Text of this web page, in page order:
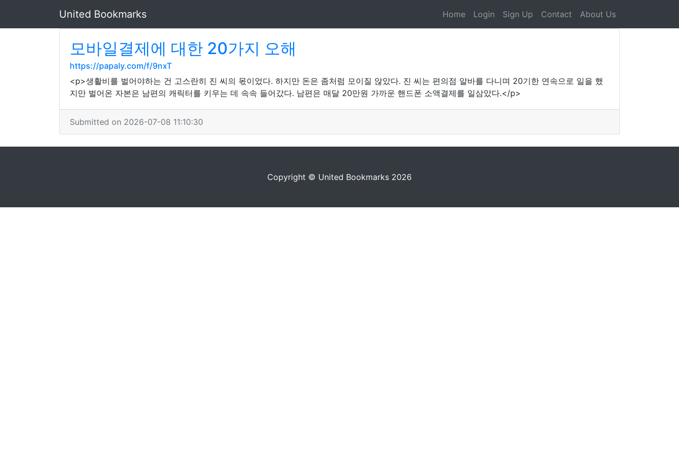
United Bookmarks Home Login Sign Up Contact About Us
모바일결제에 대한 20가지 오해
https://papaly.com/f/9nxT
<p>생활비를 벌어야하는 건 고스란히 진 씨의 몫이었다. 하지만 돈은 좀처럼 모이질 않았다. 진 씨는 편의점 알바를 다니며 20기한 연속으로 일을 했
지만 벌어온 자본은 남편의 캐릭터를 키우는 데 속속 들어갔다. 남편은 매달 20만원 가까운 핸드폰 소액결제를 일삼았다.</p>
Submitted on 2026-07-08 11:10:30
Copyright © United Bookmarks 2026